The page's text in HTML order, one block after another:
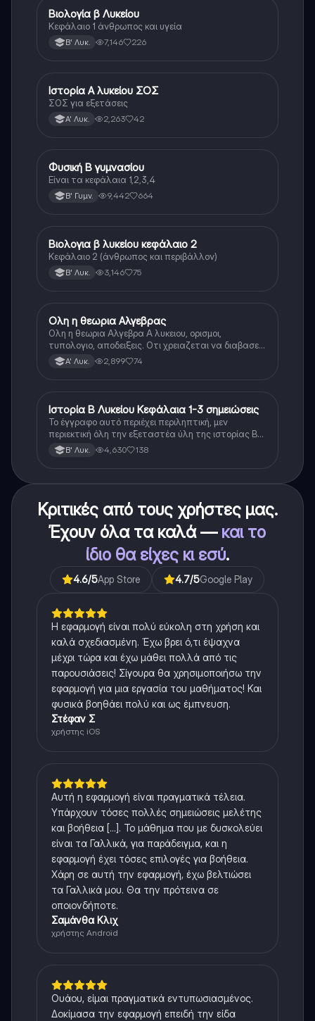
Βιολογία
Βιολογία β Λυκείου
Κεφάλαιο 1 άνθρωπος και υγεία
Β' Λυκ. 7,146 226
Ιστορία
Ιστορία Α λυκείου ΣΟΣ
ΣΟΣ για εξετάσεις
Α' Λυκ. 2,263 42
Φυσική
Φυσική Β γυμνασίου
Είναι τα κεφάλαια 1,2,3,4
Β' Γυμν. 9,442 664
Βιολογία
Βιολογια β λυκείου κεφάλαιο 2
Κεφάλαιο 2 (άνθρωπος και περιβάλλον)
Β' Λυκ. 3,146 75
Μαθηματικά
Ολη η θεωρια Αλγεβρας
Ολη η θεωρια Αλγεβρα Α λυκειου, ορισμοι,
τυπολογιο, αποδειξεις. Οτι χρειαζεται να διαβασεις
για το θεωρητικο κομματι της αλγεβρας.
Α' Λυκ. 2,899 74
Ιστορία
Ιστορία Β Λυκείου Κεφάλαια 1-3 σημειώσεις
Το έγγραφο αυτό περιέχει περιληπτική, μεν
περιεκτική όλη την εξεταστέα ύλη της ιστορίας Β
λυκείου για τα πρώτα 3 Κεφάλαια, δηλαδή την
μισή ύλη. Το έγγραφο έχει γραφτεί με προσοχή και
Β' Λυκ. 4,630 138
Κριτικές από τους χρήστες μας.
Έχουν όλα τα καλά — και το
ίδιο θα είχες κι εσύ.
4.6/5App Store 4.7/5Google Play
Η εφαρμογή είναι πολύ εύκολη στη χρήση και
καλά σχεδιασμένη. Έχω βρει ό,τι έψαχνα
μέχρι τώρα και έχω μάθει πολλά από τις
παρουσιάσεις! Σίγουρα θα χρησιμοποιήσω την
εφαρμογή για μια εργασία του μαθήματος! Και
φυσικά βοηθάει πολύ και ως έμπνευση.
Στέφαν Σ
χρήστης iOS
Αυτή η εφαρμογή είναι πραγματικά τέλεια.
Υπάρχουν τόσες πολλές σημειώσεις μελέτης
και βοήθεια [...]. Το μάθημα που με δυσκολεύει
είναι τα Γαλλικά, για παράδειγμα, και η
εφαρμογή έχει τόσες επιλογές για βοήθεια.
Χάρη σε αυτή την εφαρμογή, έχω βελτιώσει
τα Γαλλικά μου. Θα την πρότεινα σε
οποιονδήποτε.
Σαμάνθα Κλιχ
χρήστης Android
Ουάου, είμαι πραγματικά εντυπωσιασμένος.
Δοκίμασα την εφαρμογή επειδή την είδα